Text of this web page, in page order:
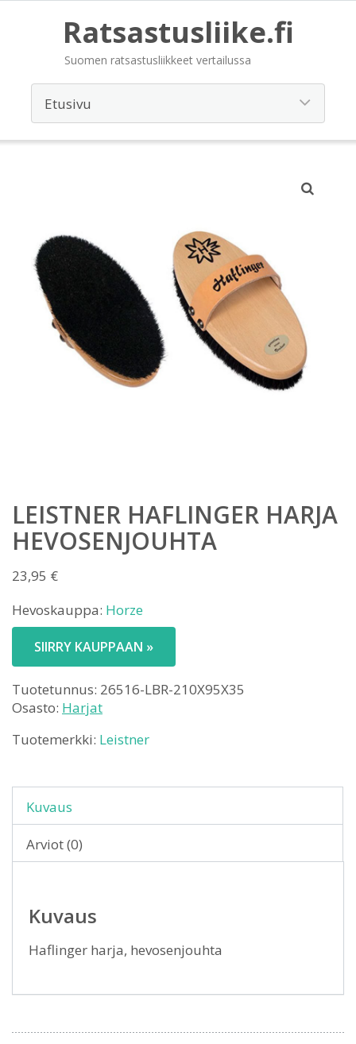
Ratsastusliike.fi
Suomen ratsastusliikkeet vertailussa
LEISTNER HAFLINGER HARJA
HEVOSENJOUHTA
23,95 €
Hevoskauppa: Horze
SIIRRY KAUPPAAN »
Tuotetunnus: 26516-LBR-210X95X35
Osasto: Harjat
Tuotemerkki: Leistner
Kuvaus
Arviot (0)
Kuvaus
Haflinger harja, hevosenjouhta